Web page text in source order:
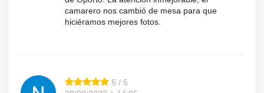
camarero nos cambió de mesa para que
hiciéramos mejores fotos.
5 / 5